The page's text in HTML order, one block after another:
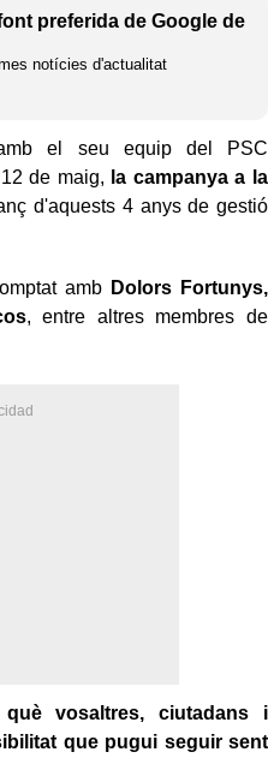
preferida de Google de
notícies d'actualitat
el seu equip del PSC
de maig, la campanya a la
d'aquests 4 anys de gestió
amb Dolors Fortunys,
, entre altres membres de
vosaltres, ciutadans i
que pugui seguir sent